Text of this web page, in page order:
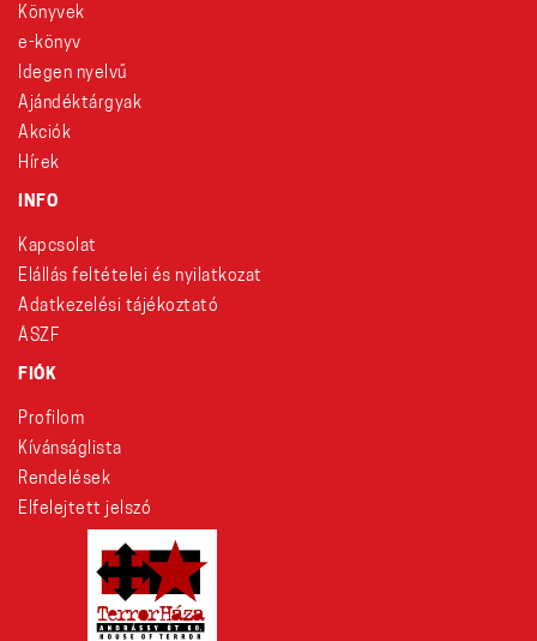
Könyvek
e-könyv
Idegen nyelvű
Ajándéktárgyak
Akciók
Hírek
INFO
Kapcsolat
Elállás feltételei és nyilatkozat
Adatkezelési tájékoztató
ÁSZF
FIÓK
Profilom
Kívánságlista
Rendelések
Elfelejtett jelszó